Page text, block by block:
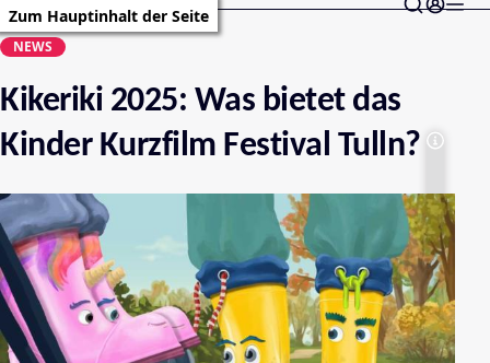
Zum Hauptinhalt der Seite
NEWS
Kikeriki 2025: Was bietet das
Kinder Kurzfilm Festival Tulln?